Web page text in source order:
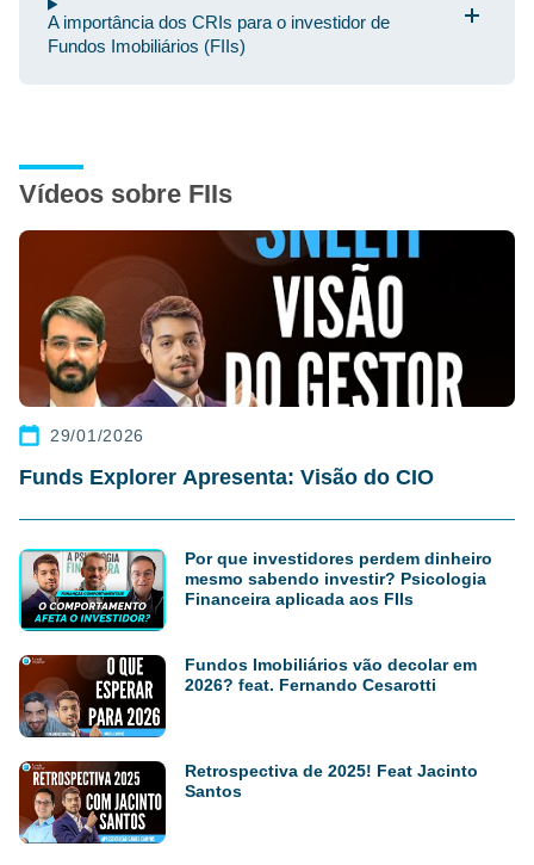
A importância dos CRIs para o investidor de
Fundos Imobiliários (FIIs)
Vídeos sobre FIIs
29/01/2026
Funds Explorer Apresenta: Visão do CIO
Por que investidores perdem dinheiro
mesmo sabendo investir? Psicologia
Financeira aplicada aos FIIs
Fundos Imobiliários vão decolar em
2026? feat. Fernando Cesarotti
Retrospectiva de 2025! Feat Jacinto
Santos